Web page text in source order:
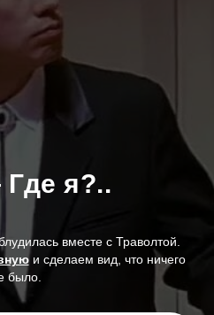
я?..
вместе с Траволтой.
и сделаем вид, что ничего
было.